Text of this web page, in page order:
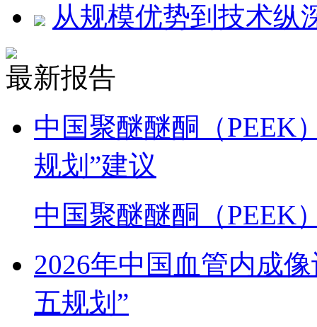
从规模优势到技术纵
最新报告
中国聚醚醚酮（PEEK
规划”建议
中国聚醚醚酮（PEEK
2026年中国血管内成
五规划”